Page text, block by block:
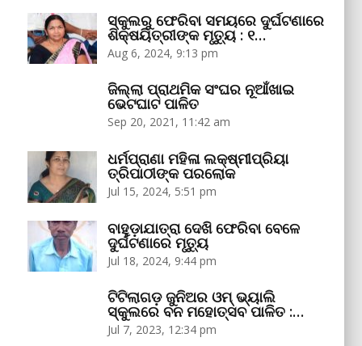
ସ୍କୁଲରୁ ଫେରିବା ସମୟରେ ଦୁର୍ଘଟଣାରେ
ଶିକ୍ଷୟିତ୍ରୀଙ୍କ ମୃତ୍ୟୁ : ୧…
Aug 6, 2024, 9:13 pm
ଜିଲ୍ଲା ପ୍ରାଥମିକ ସଂଘର ନୂଆଁଖାଇ
ଭେଟଘାଟ ପାଳିତ
Sep 20, 2021, 11:42 am
ଧର୍ମପ୍ରାଣା ମହିଳା ଲକ୍ଷ୍ମୀପ୍ରିୟା
ତ୍ରିପାଠୀଙ୍କ ପରଲୋକ
Jul 15, 2024, 5:51 pm
ବାହୁଡ଼ାଯାତ୍ରା ଦେଖି ଫେରିବା ବେଳେ
ଦୁର୍ଘଟଣାରେ ମୃତ୍ୟୁ
Jul 18, 2024, 9:44 pm
ଟିଟିଲାଗଡ଼ ଜୁନିଅର ଓମ୍‌ ଭ୍ୟାଲି
ସ୍କୁଲରେ ବନ ମହୋତ୍ସବ ପାଳିତ :…
Jul 7, 2023, 12:34 pm